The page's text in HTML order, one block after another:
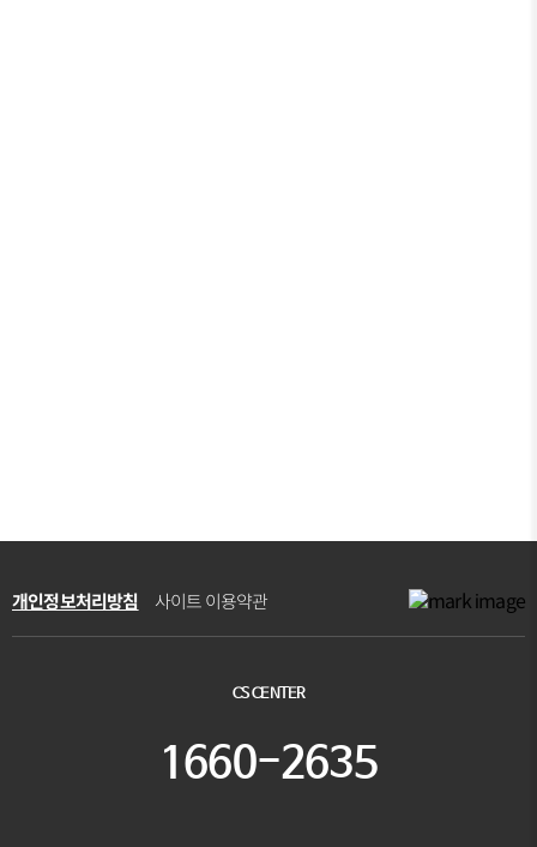
개인정보처리방침 사이트 이용약관
CS CENTER
1660-2635